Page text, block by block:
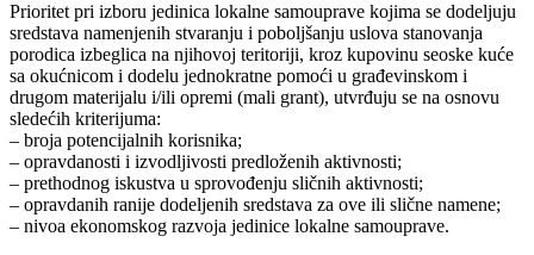
Prioritet pri izboru jedinica lokalne samouprave kojima se dodeljuju
sredstava namenjenih stvaranju i poboljšanju uslova stanovanja
porodica izbeglica na njihovoj teritoriji, kroz kupovinu seoske kuće
sa okućnicom i dodelu jednokratne pomoći u građevinskom i
drugom materijalu i/ili opremi (mali grant), utvrđuju se na osnovu
sledećih kriterijuma:
– broja potencijalnih korisnika;
– opravdanosti i izvodljivosti predloženih aktivnosti;
– prethodnog iskustva u sprovođenju sličnih aktivnosti;
– opravdanih ranije dodeljenih sredstava za ove ili slične namene;
– nivoa ekonomskog razvoja jedinice lokalne samouprave.